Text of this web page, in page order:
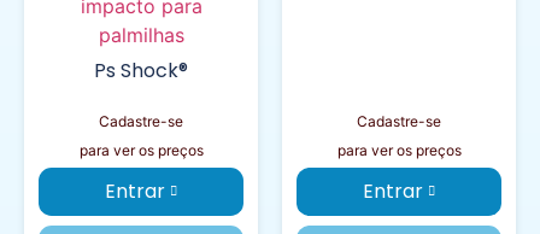
Ps Shock®
Cadastre-se
para ver os preços
Entrar
Cadastre-se
para ver os preços
Entrar